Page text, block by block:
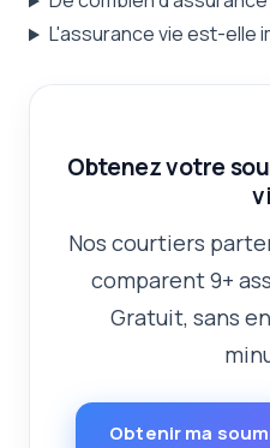
L'assurance vie est-elle
Obtenez votre
Nos courtiers
comparent 9+
Gratuit, sans
Obtenir ma